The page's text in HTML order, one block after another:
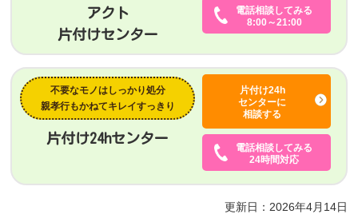
アクト
片付けセンター
電話相談してみる
8:00～21:00
不要なモノはしっかり処分
親孝行もかねてキレイすっきり
片付け24hセンター
片付け24h
センターに
相談する
電話相談してみる
24時間対応
更新日：2026年4月14日